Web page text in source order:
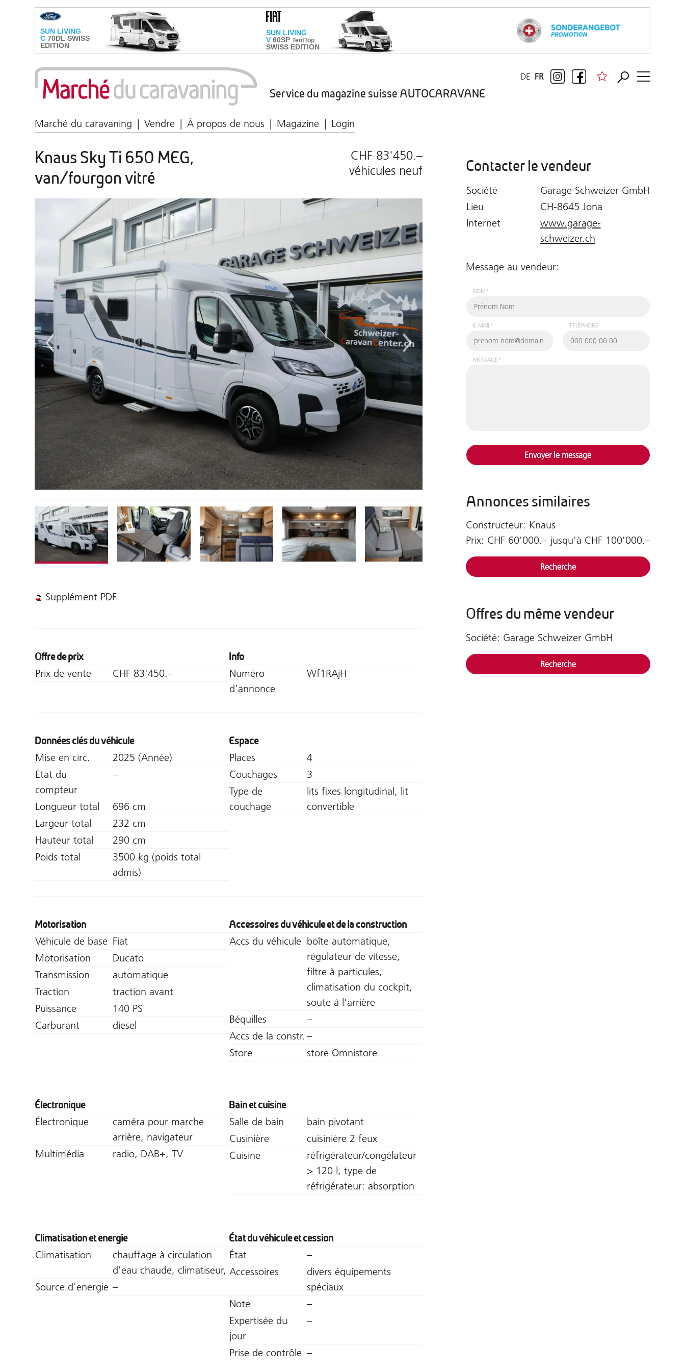
Service du magazine suisse AUTOCARAVANE
FR
DE
Marché du caravaning Vendre À propos de nous Magazine Login
Knaus Sky Ti 650 MEG,
van/fourgon vitré
CHF 83'450.–
véhicules neuf
Supplément PDF
Offre de prix
Prix de vente CHF 83'450.–
Info
Numéro
d'annonce
Wf1RAjH
Données clés du véhicule
Mise en circ.
2025 (Année)
État du
compteur
–
Longueur total
696 cm
Largeur total
232 cm
Hauteur total
290 cm
Poids total
3500 kg (poids total
admis)
Espace
Places
4
Couchages
3
Type de
couchage
lits fixes longitudinal, lit
convertible
Motorisation
Véhicule de base Fiat
Motorisation
Ducato
Transmission
automatique
Traction
traction avant
Puissance
140 PS
Carburant
diesel
Accessoires du véhicule et de la construction
Accs du véhicule boîte automatique,
régulateur de vitesse,
filtre à particules,
climatisation du cockpit,
soute à l'arrière
Béquilles
–
Accs de la constr. –
Store
store Omnistore
Électronique
Électronique
caméra pour marche
arrière, navigateur
Multimédia
radio, DAB+, TV
Bain et cuisine
Salle de bain
bain pivotant
Cusinière
cuisinière 2 feux
Cuisine
réfrigérateur/congélateur
> 120 l, type de
réfrigérateur: absorption
Climatisation et energie
Climatisation
chauffage à circulation
d'eau chaude, climatiseur,
Source d'energie –
État du véhicule et cession
État
–
Accessoires
divers équipements
spéciaux
Note
–
Expertisée du
jour
–
Prise de contrôle –
Contacter le vendeur
Société
Garage Schweizer GmbH
Lieu
CH-8645 Jona
Internet
www.garage-
schweizer.ch
Message au vendeur:
NOM*
E-MAIL* TÉLÉPHONE
MESSAGE*
Envoyer le message
Annonces similaires
Constructeur: Knaus
Prix: CHF 60'000.– jusqu'à CHF 100'000.–
Recherche
Offres du même vendeur
Société: Garage Schweizer GmbH
Recherche